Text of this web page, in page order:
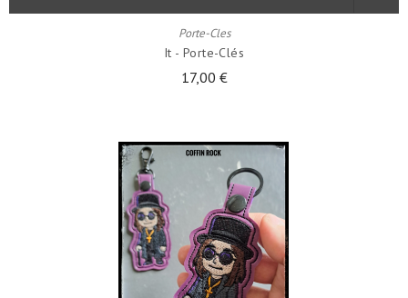
Porte-Cles
It - Porte-Clés
17,00 €